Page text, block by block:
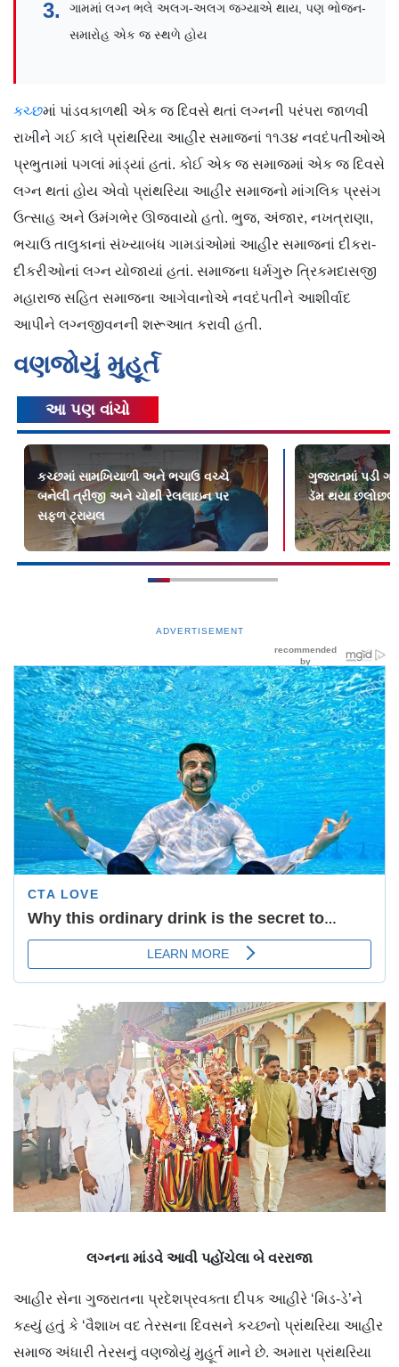
ગામમાં લગ્ન ભલે અલગ-અલગ જગ્યાએ થાય, પણ ભોજન-
સમારોહ એક જ સ્થળે હોય
કચ્છમાં પાંડવકાળથી એક જ દિવસે થતાં લગ્નની પરંપરા જાળવી
રાખીને ગઈ કાલે પ્રાંથરિયા આહીર સમાજનાં ૧૧૩૪ નવદંપતીઓએ
પ્રભુતામાં પગલાં માંડ્યાં હતાં. કોઈ એક જ સમાજમાં એક જ દિવસે
લગ્ન થતાં હોય એવો પ્રાંથરિયા આહીર સમાજનો માંગલિક પ્રસંગ
ઉત્સાહ અને ઉમંગભેર ઊજવાયો હતો. ભુજ, અંજાર, નખત્રાણા,
ભચાઉ તાલુકાનાં સંખ્યાબંધ ગામડાંઓમાં આહીર સમાજનાં દીકરા-
દીકરીઓનાં લગ્ન યોજાયાં હતાં. સમાજના ધર્મગુરુ ત્રિકમદાસજી
મહારાજ સહિત સમાજના આગેવાનોએ નવદંપતીને આશીર્વાદ
આપીને લગ્નજીવનની શરૂઆત કરાવી હતી.
વણજોયું મુહૂર્ત
આ પણ વાંચો
કચ્છમાં સામખિયાળી અને ભચાઉ વચ્ચે
બનેલી ત્રીજી અને ચોથી રેલલાઇન પર
સફળ ટ્રાયલ
ગુજરાતમાં પડી
ડૅમ થયા છલોછલ
ADVERTISEMENT
લગ્નના માંડવે આવી પહોંચેલા બે વરરાજા
આહીર સેના ગુજરાતના પ્રદેશપ્રવક્તા દીપક આહીરે ‘મિડ-ડે’ને
કહ્યું હતું કે ‘વૈશાખ વદ તેરસના દિવસને કચ્છનો પ્રાંથરિયા આહીર
સમાજ અંધારી તેરસનું વણજોયું મુહૂર્ત માને છે. અમારા પ્રાંથરિયા